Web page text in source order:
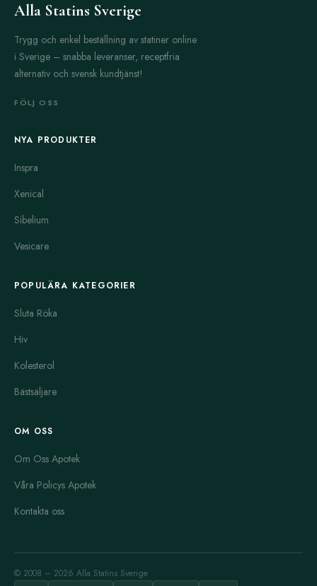
Alla Statins Sverige
Trygg och enkel beställning av statiner online
i Sverige – snabba leveranser, receptfria
alternativ och svensk kundtjänst!
FÖLJ OSS
NYA PRODUKTER
Inspra
Xenical
Sibelium
Vesicare
POPULÄRA KATEGORIER
Sluta Röka
Hiv
Kolesterol
Bästsäljare
OM OSS
Om Oss Apotek
Våra Policys Apotek
Kontakta oss
© 2008 – 2026 Alla Statins Sverige